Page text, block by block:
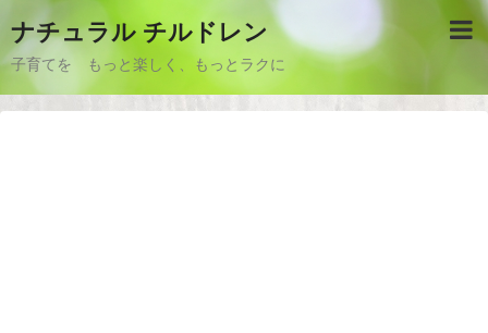
ナチュラル チルドレン
子育てを もっと楽しく、もっとラクに